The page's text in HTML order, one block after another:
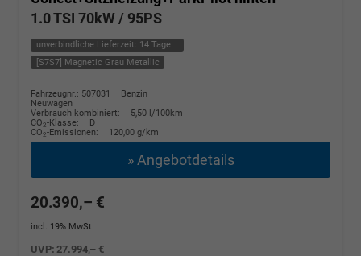
1.0 TSI 70kW / 95PS
unverbindliche Lieferzeit: 14 Tage
[S7S7] Magnetic Grau Metallic
Fahrzeugnr.: 507031
Benzin
Neuwagen
Verbrauch kombiniert:
5,50 l/100km
CO2-Klasse:
D
CO2-Emissionen: 120,00 g/km
» Angebotdetails
20.390,– €
incl. 19% MwSt.
UVP:27.994,– €